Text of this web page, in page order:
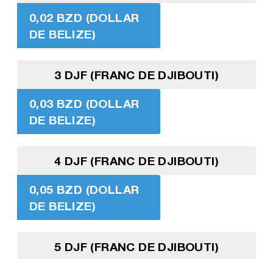
0,02 BZD (DOLLAR
DE BELIZE)
3 DJF (FRANC DE DJIBOUTI)
0,03 BZD (DOLLAR
DE BELIZE)
4 DJF (FRANC DE DJIBOUTI)
0,05 BZD (DOLLAR
DE BELIZE)
5 DJF (FRANC DE DJIBOUTI)